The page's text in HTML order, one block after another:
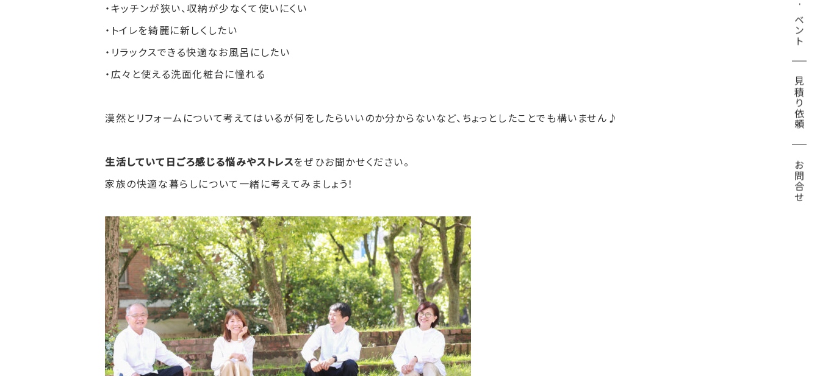
イベント
見積り依頼
お問合せ
・キッチンが狭い、収納が少なくて使いにくい
・トイレを綺麗に新しくしたい
・リラックスできる快適なお風呂にしたい
・広々と使える洗面化粧台に憧れる
漠然とリフォームについて考えてはいるが何をしたらいいのか分からないなど、ちょっとしたことでも構いません♪
生活していて日ごろ感じる悩みやストレスをぜひお聞かせください。
家族の快適な暮らしについて一緒に考えてみましょう！